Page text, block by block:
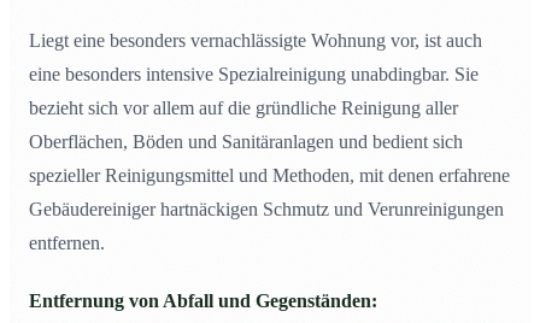
Liegt eine besonders vernachlässigte Wohnung vor, ist auch
eine besonders intensive Spezialreinigung unabdingbar. Sie
bezieht sich vor allem auf die gründliche Reinigung aller
Oberflächen, Böden und Sanitäranlagen und bedient sich
spezieller Reinigungsmittel und Methoden, mit denen erfahrene
Gebäudereiniger hartnäckigen Schmutz und Verunreinigungen
entfernen.
Entfernung von Abfall und Gegenständen: